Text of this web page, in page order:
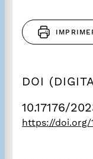
DOI
10.17176/
https://doi.org/